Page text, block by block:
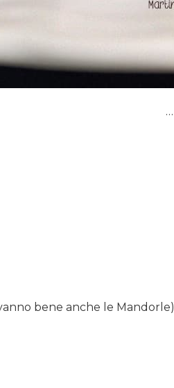
…
bene anche le Mandorle)